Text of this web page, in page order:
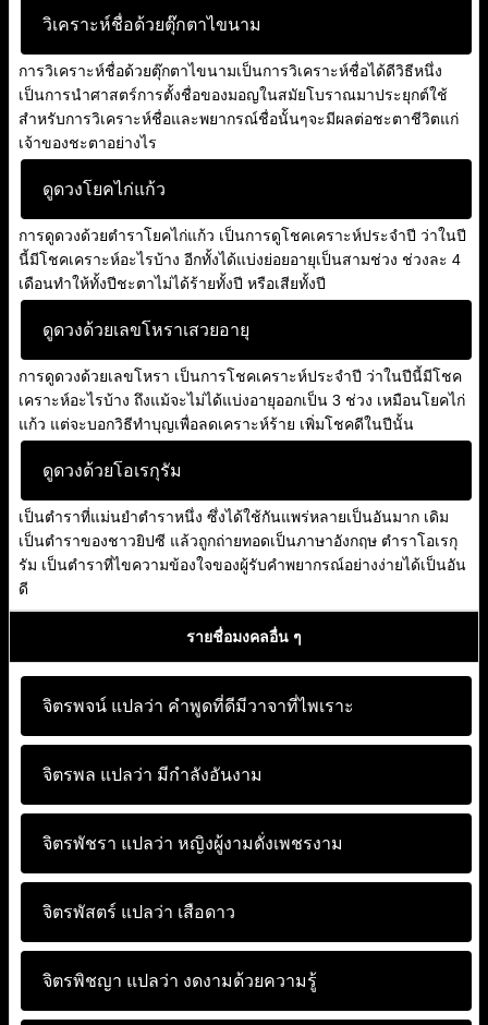
วิเคราะห์ชื่อด้วยตุ๊กตาไขนาม
การวิเคราะห์ชื่อด้วยตุ๊กตาไขนามเป็นการวิเคราะห์ชื่อได้ดีวิธีหนึ่ง
เป็นการนำศาสตร์การตั้งชื่อของมอญในสมัยโบราณมาประยุกต์ใช้
สำหรับการวิเคราะห์ชื่อและพยากรณ์ชื่อนั้นๆจะมีผลต่อชะตาชีวิตแก่
เจ้าของชะตาอย่างไร
ดูดวงโยคไก่แก้ว
การดูดวงด้วยตำราโยคไก่แก้ว เป็นการดูโชคเคราะห์ประจำปี ว่าในปี
นี้มีโชคเคราะห์อะไรบ้าง อีกทั้งได้แบ่งย่อยอายุเป็นสามช่วง ช่วงละ 4
เดือนทำให้ทั้งปีชะตาไม่ได้ร้ายทั้งปี หรือเสียทั้งปี
ดูดวงด้วยเลขโหราเสวยอายุ
การดูดวงด้วยเลขโหรา เป็นการโชคเคราะห์ประจำปี ว่าในปีนี้มีโชค
เคราะห์อะไรบ้าง ถึงแม้จะไม่ได้แบ่งอายุออกเป็น 3 ช่วง เหมือนโยคไก่
แก้ว แต่จะบอกวิธีทำบุญเพื่อลดเคราะห์ร้าย เพิ่มโชคดีในปีนั้น
ดูดวงด้วยโอเรกุรัม
เป็นตำราที่แม่นยำตำราหนึ่ง ซึ่งได้ใช้กันแพร่หลายเป็นอันมาก เดิม
เป็นตำราของชาวยิปซี แล้วถูกถ่ายทอดเป็นภาษาอังกฤษ ตำราโอเรกุ
รัม เป็นตำราที่ไขความข้องใจของผู้รับคำพยากรณ์อย่างง่ายได้เป็นอัน
ดี
รายชื่อมงคลอื่น ๆ
จิตรพจน์ แปลว่า คำพูดที่ดีมีวาจาที่ไพเราะ
จิตรพล แปลว่า มีกำลังอันงาม
จิตรพัชรา แปลว่า หญิงผู้งามดั่งเพชรงาม
จิตรพัสตร์ แปลว่า เสือดาว
จิตรพิชญา แปลว่า งดงามด้วยความรู้